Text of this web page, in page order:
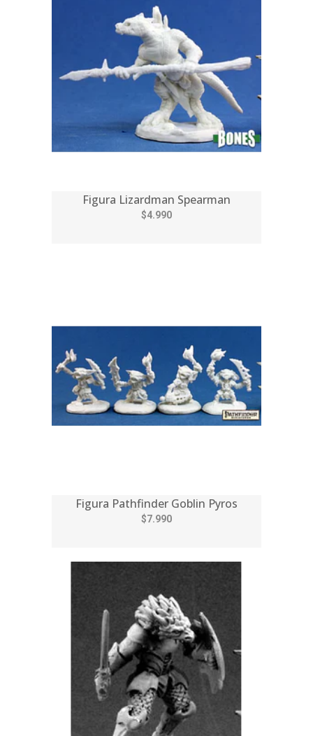
Figura Lizardman Spearman
$4.990
Figura Pathfinder Goblin Pyros
$7.990